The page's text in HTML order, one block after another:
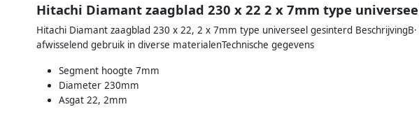
Hitachi Diamant zaagblad 230 x 22 2 x 7mm type
Hitachi Diamant zaagblad 230 x 22, 2 x 7mm type universeel gesinterd
afwisselend gebruik in diverse materialenTechnische gegevens
Segment hoogte 7mm
Diameter 230mm
Asgat 22, 2mm